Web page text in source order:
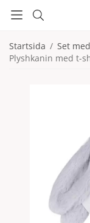
Startsida / Set
Plyshkanin med t-